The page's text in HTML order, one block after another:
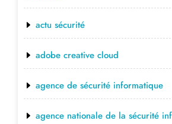
actu sécurité
adobe creative cloud
agence de sécurité informatique
agence nationale de la sécurité